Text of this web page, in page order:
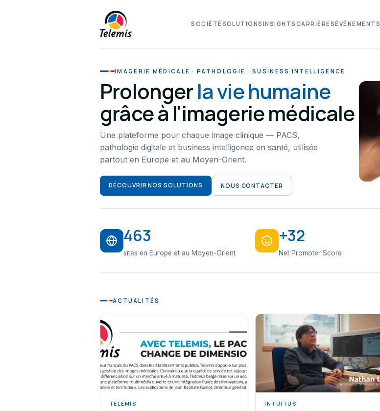
SOCIÉTÉ SOLUTIONS INSIGHTS CARRIÈRESÉVÉNEMENTS
IMAGERIE MÉDICALE · PATHOLOGIE · BUSINESS INTELLIGENCE
Prolongerla vie humaine
grâce à l'imagerie médicale
Une plateforme pour chaque image clinique — PACS,
pathologie digitale et business intelligence en santé, utilisée
partout en Europe et au Moyen-Orient.
DÉCOUVRIR NOS SOLUTIONS NOUS CONTACTER
463
sites en Europe et au Moyen-Orient
+32
Net Promoter Score
ACTUALITÉS
TELEMIS INTUITUS